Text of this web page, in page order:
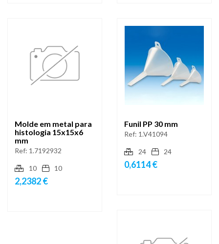
Molde em metal para
histologia 15x15x6
mm
Ref: 1.7192932
10 10
2,2382 €
Funil PP 30 mm
Ref: 1.V41094
24 24
0,6114 €